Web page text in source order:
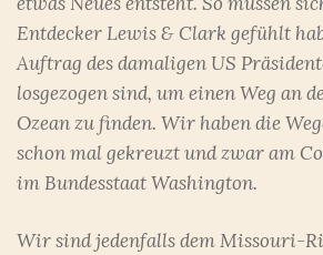
Entdecker Lewis & Clark gefühlt
Auftrag des damaligen US
losgezogen sind, um einen Weg an
Ozean zu finden. Wir haben die
schon mal gekreuzt und zwar am
im Bundesstaat Washington.
Wir sind jedenfalls dem Missouri-